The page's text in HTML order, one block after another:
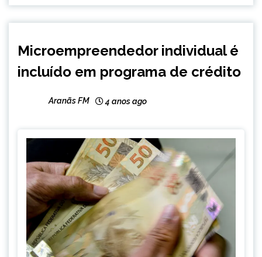
NOTÍCIAS
Microempreendedor individual é
incluído em programa de crédito
Aranãs FM 4 anos ago